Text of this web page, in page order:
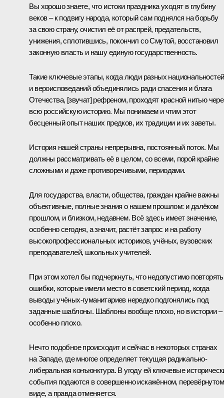
Вы хорошо знаете, что истоки праздника уходят в глубину
веков – к подвигу народа, который сам поднялся на борьбу
за свою страну, очистил её от распрей, предательств,
унижения, сплотившись, покончил со Смутой, восстановил
законную власть и нашу единую государственность.
Такие ключевые этапы, когда люди разных национальностей
и вероисповеданий объединялись ради спасения и блага
Отечества, [звучат] рефреном, проходят красной нитью
всю российскую историю. Мы понимаем и чтим этот
бесценный опыт наших предков, их традиции и их заветы.
История нашей страны непрерывна, постоянный поток. Мы
должны рассматривать её в целом, со всеми, порой крайне
сложными и даже противоречивыми, периодами.
Для государства, власти, общества, граждан крайне важны
объективные, полные знания о нашем прошлом: и далёком
прошлом, и близком, недавнем. Всё здесь имеет значение,
особенно сегодня, а значит, растёт запрос и на работу
высокопрофессиональных историков, учёных, вузовских
преподавателей, школьных учителей.
При этом хотел бы подчеркнуть, что недопустимо повторять
ошибки, которые имели место в советский период, когда
выводы учёных-гуманитариев нередко подгонялись под
заданные шаблоны. Шаблоны вообще плохо, но в истории –
особенно плохо.
Нечто подобное происходит и сейчас в некоторых странах
на Западе, где многое определяет текущая радикально-
либеральная конъюнктура. В угоду ей ключевые
события подаются в совершенно искажённом, перевёрнутом
виде, а правда отменяется.